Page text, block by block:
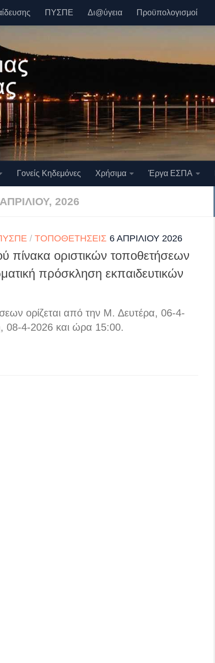
ΠΥΣΠΕ Δι@ύγεια Προϋπολογισμοί
Γονείς Κηδεμόνες Χρήσιμα Έργα ΕΣΠΑ
2026
/ ΤΟΠΟΘΕΤΉΣΕΙΣ 6 ΑΠΡΙΛΊΟΥ 2026
πίνακα οριστικών τοποθετήσεων
πρόσκληση εκπαιδευτικών
ορίζεται από την Μ. Δευτέρα, 06-4-
08-4-2026 και ώρα 15:00.